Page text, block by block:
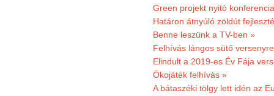
Green projekt nyitó
Határon átnyúló zöldút
Benne leszünk a TV-ben »
Felhívás lángos sütő
Elindult a 2019-es Év Fája
Ökojáték felhívás »
A bátaszéki tölgy lett idén az